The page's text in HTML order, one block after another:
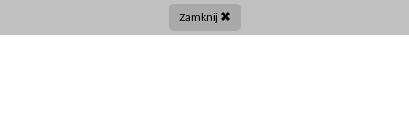
Tel. centrala:
Zamknij